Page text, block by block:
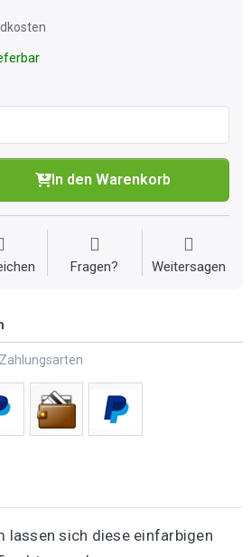
In den Warenkorb
Fragen? Weitersagen
lassen sich diese einfarbigen